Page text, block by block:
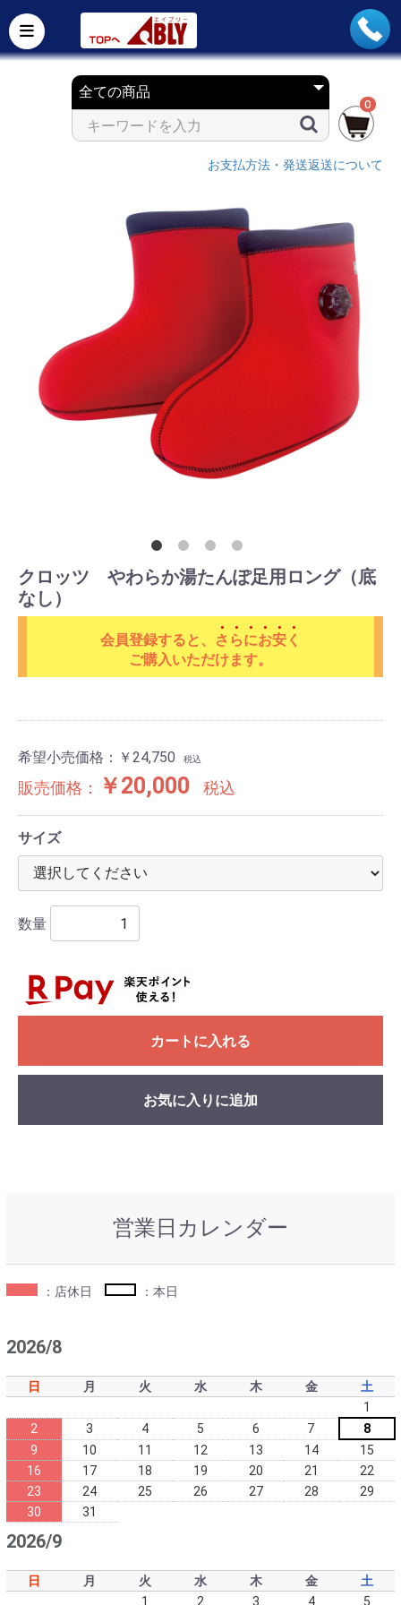
0
お支払方法・発送返送について
クロッツ やわらか湯たんぽ足用ロング（底
なし）
会員登録すると、
さらにお安く
ご購入いただけます。
希望小売価格： ￥24,750 税込
販売価格： ￥20,000 税込
サイズ
数量
カートに入れる
お気に入りに追加
営業日カレンダー
：店休日 ：本日
2026/8
日 月 火 水 木 金
土
1
2
3 4 5 6 7
8
9
10 11 12 13 14
15
16
17 18 19 20 21
22
23
24 25 26 27 28
29
30
31
2026/9
日 月 火 水 木 金
土
1
2 3 4 5